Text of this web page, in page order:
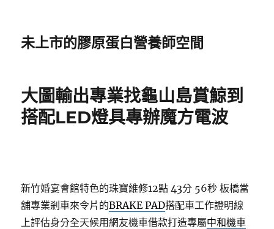
未上市的膠原蛋白營養師空間
大圖輸出專業找龜山島賞鯨到
搭配LED燈具專辦魔方電波
新竹婚宴會館特色的珠寶維修12點 43分 56秒 板橋當
舖專業剎車來令片的BRAKE PAD搭配車工作證明線
上評估身分全天候用網友機車借款打造專屬中和機車